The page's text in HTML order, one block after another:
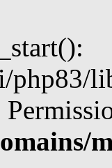
php83/